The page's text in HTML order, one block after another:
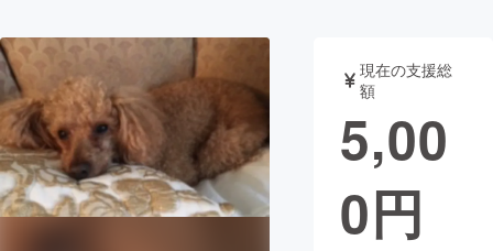
テクノロジー・ガジェット
映像・映画 書籍・雑誌
ビジネス・起業 チャレンジ
現在の支援総
額
5,00
0円